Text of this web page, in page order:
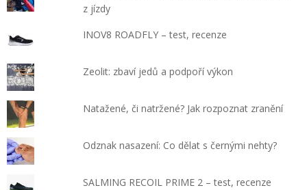
z jízdy
INOV8 ROADFLY – test, recenze
Zeolit: zbaví jedů a podpoří výkon
Natažené, či natržené? Jak rozpoznat zranění
Odznak nasazení: Co dělat s černými nehty?
SALMING RECOIL PRIME 2 – test, recenze